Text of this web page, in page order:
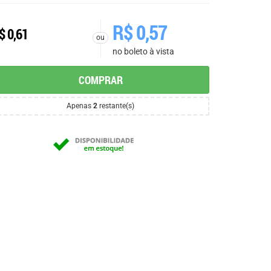
0,61 ou R$0,57
no boleto à vista
COMPRAR
Apenas 2 restante(s)